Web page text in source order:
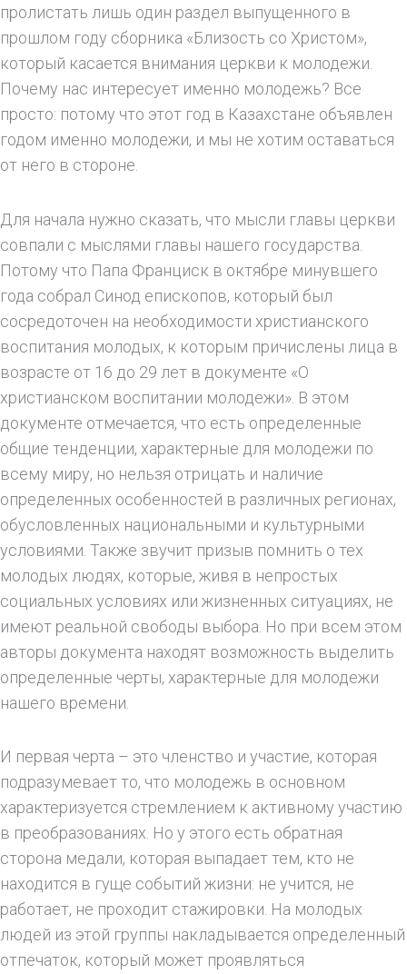
пролистать лишь один раздел выпущенного в
прошлом году сборника «Близость со Христом»,
который касается внимания церкви к молодежи.
Почему нас интересует именно молодежь? Все
просто: потому что этот год в Казахстане объявлен
годом именно молодежи, и мы не хотим оставаться
от него в стороне.
Для начала нужно сказать, что мысли главы церкви
совпали с мыслями главы нашего государства.
Потому что Папа Франциск в октябре минувшего
года собрал Синод епископов, который был
сосредоточен на необходимости христианского
воспитания молодых, к которым причислены лица в
возрасте от 16 до 29 лет в документе «О
христианском воспитании молодежи». В этом
документе отмечается, что есть определенные
общие тенденции, характерные для молодежи по
всему миру, но нельзя отрицать и наличие
определенных особенностей в различных регионах,
обусловленных национальными и культурными
условиями. Также звучит призыв помнить о тех
молодых людях, которые, живя в непростых
социальных условиях или жизненных ситуациях, не
имеют реальной свободы выбора. Но при всем этом
авторы документа находят возможность выделить
определенные черты, характерные для молодежи
нашего времени.
И первая черта – это членство и участие, которая
подразумевает то, что молодежь в основном
характеризуется стремлением к активному участию
в преобразованиях. Но у этого есть обратная
сторона медали, которая выпадает тем, кто не
находится в гуще событий жизни: не учится, не
работает, не проходит стажировки. На молодых
людей из этой группы накладывается определенный
отпечаток, который может проявляться